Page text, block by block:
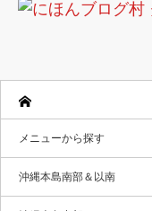
メニューから探す
沖縄本島南部＆以南